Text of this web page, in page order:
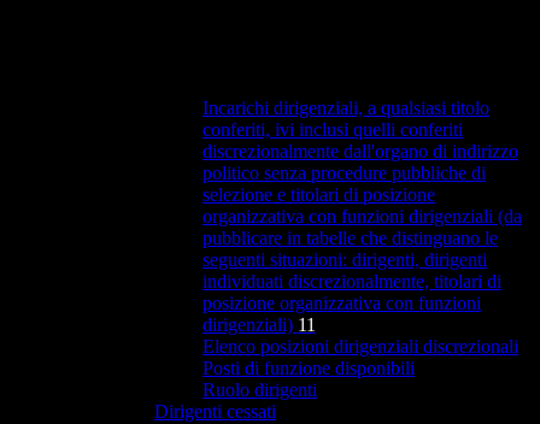
Incarichi dirigenziali, a qualsiasi titolo
conferiti, ivi inclusi quelli conferiti
discrezionalmente dall'organo di indirizzo
politico senza procedure pubbliche di
selezione e titolari di posizione
organizzativa con funzioni dirigenziali (da
pubblicare in tabelle che distinguano le
seguenti situazioni: dirigenti, dirigenti
individuati discrezionalmente, titolari di
posizione organizzativa con funzioni
dirigenziali) 11
Elenco posizioni dirigenziali discrezionali
Posti di funzione disponibili
Ruolo dirigenti
Dirigenti cessati